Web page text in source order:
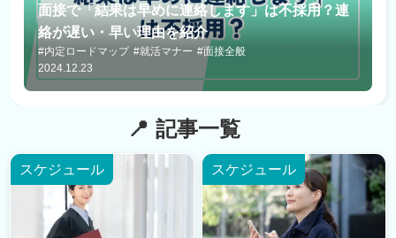
面接で「結果は早めに連絡します」は不採用？連
絡が遅い・早い理由を紹介
#内定ロードマップ #就活マナー #面接全般
2024.12.23
記事一覧
スケジュール スケジュール